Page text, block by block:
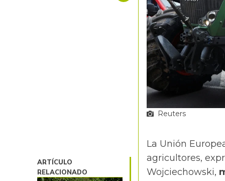
Reuters
La Unión
agricultores,
Wojciechowski,
ARTÍCULO
RELACIONADO